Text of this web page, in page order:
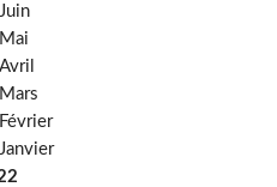
Juin
Mai
Avril
Mars
Février
Janvier